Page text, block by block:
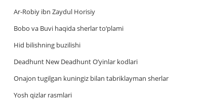
Ar-Robiy ibn Zaydul Horisiy
Bobo va Buvi haqida sherlar to‘plami
Hid bilishning buzilishi
Deadhunt New Deadhunt O’yinlar kodlari
Onajon tugilgan kuningiz bilan tabriklayman sherlar
Yosh qizlar rasmlari